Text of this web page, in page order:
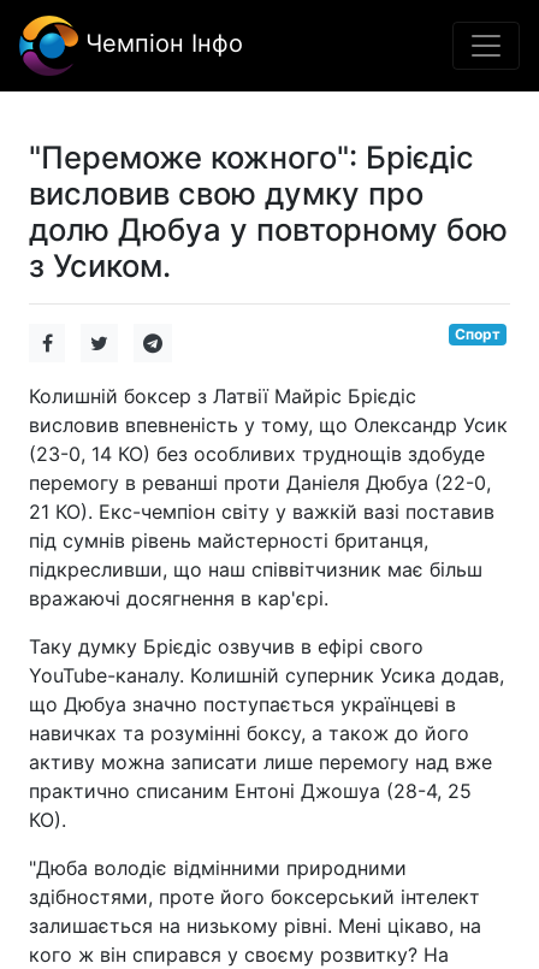
Чемпіон Інфо
"Переможе кожного": Брієдіс
висловив свою думку про
долю Дюбуа у повторному бою
з Усиком.
Спорт
Колишній боксер з Латвії Майріс Брієдіс
висловив впевненість у тому, що Олександр Усик
(23-0, 14 КО) без особливих труднощів здобуде
перемогу в реванші проти Даніеля Дюбуа (22-0,
21 КО). Екс-чемпіон світу у важкій вазі поставив
під сумнів рівень майстерності британця,
підкресливши, що наш співвітчизник має більш
вражаючі досягнення в кар'єрі.
Таку думку Брієдіс озвучив в ефірі свого
YouTube-каналу. Колишній суперник Усика додав,
що Дюбуа значно поступається українцеві в
навичках та розумінні боксу, а також до його
активу можна записати лише перемогу над вже
практично списаним Ентоні Джошуа (28-4, 25
КО).
"Дюба володіє відмінними природними
здібностями, проте його боксерський інтелект
залишається на низькому рівні. Мені цікаво, на
кого ж він спирався у своєму розвитку? На